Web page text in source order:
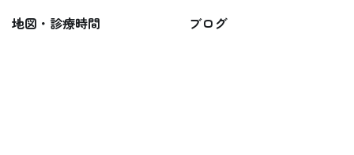
地図・診療時間 ブログ